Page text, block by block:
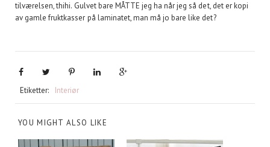
tilværelsen, thihi. Gulvet bare MÅTTE jeg ha når jeg så det, det er kopi
av gamle fruktkasser på laminatet, man må jo bare like det?
Etiketter: Interiør
YOU MIGHT ALSO LIKE